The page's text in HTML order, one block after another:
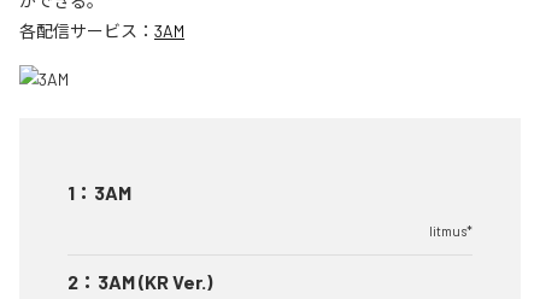
各配信サービス： 3AM
1 ： 3AM
litmus*
2 ： 3AM (KR Ver.)